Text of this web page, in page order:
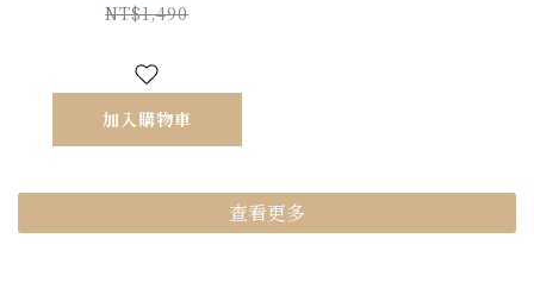
NT$1,490
加入購物車
查看更多